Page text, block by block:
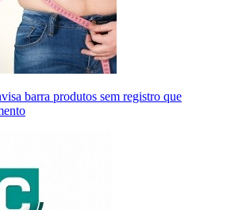
barra produtos sem registro que